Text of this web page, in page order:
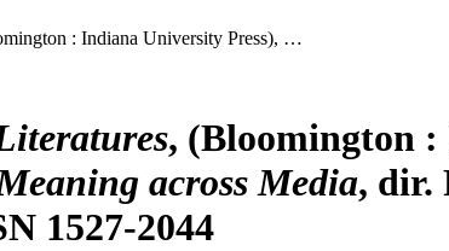
: Indiana University Press), …
, (Bloomington :
across Media, dir.
1527-2044